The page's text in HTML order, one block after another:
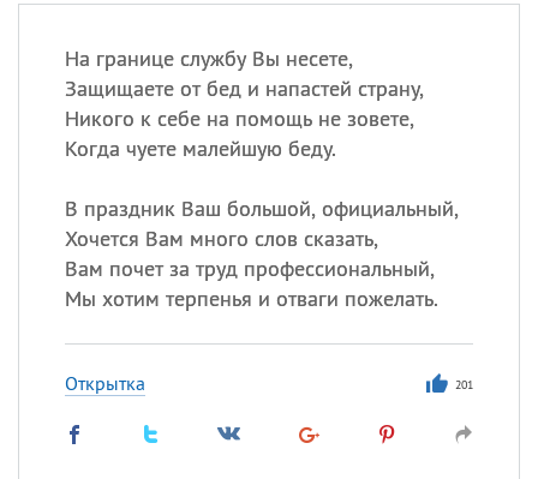
На границе службу Вы несете,
Защищаете от бед и напастей страну,
Никого к себе на помощь не зовете,
Когда чуете малейшую беду.
В праздник Ваш большой, официальный,
Хочется Вам много слов сказать,
Вам почет за труд профессиональный,
Мы хотим терпенья и отваги пожелать.
Открытка 201